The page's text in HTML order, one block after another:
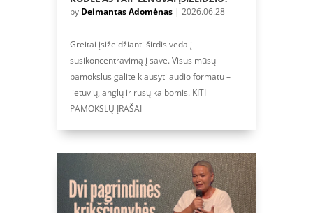
by Deimantas Adomėnas| 2026.06.28
Greitai įsižeidžianti širdis veda į
susikoncentravimą į save. Visus mūsų
pamokslus galite klausyti audio formatu –
lietuvių, anglų ir rusų kalbomis. KITI
PAMOKSLŲ ĮRAŠAI